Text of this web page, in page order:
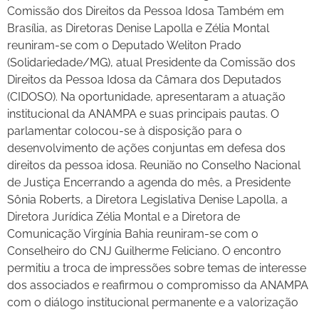
Comissão dos Direitos da Pessoa Idosa Também em
Brasília, as Diretoras Denise Lapolla e Zélia Montal
reuniram-se com o Deputado Weliton Prado
(Solidariedade/MG), atual Presidente da Comissão dos
Direitos da Pessoa Idosa da Câmara dos Deputados
(CIDOSO). Na oportunidade, apresentaram a atuação
institucional da ANAMPA e suas principais pautas. O
parlamentar colocou-se à disposição para o
desenvolvimento de ações conjuntas em defesa dos
direitos da pessoa idosa. Reunião no Conselho Nacional
de Justiça Encerrando a agenda do mês, a Presidente
Sônia Roberts, a Diretora Legislativa Denise Lapolla, a
Diretora Jurídica Zélia Montal e a Diretora de
Comunicação Virgínia Bahia reuniram-se com o
Conselheiro do CNJ Guilherme Feliciano. O encontro
permitiu a troca de impressões sobre temas de interesse
dos associados e reafirmou o compromisso da ANAMPA
com o diálogo institucional permanente e a valorização